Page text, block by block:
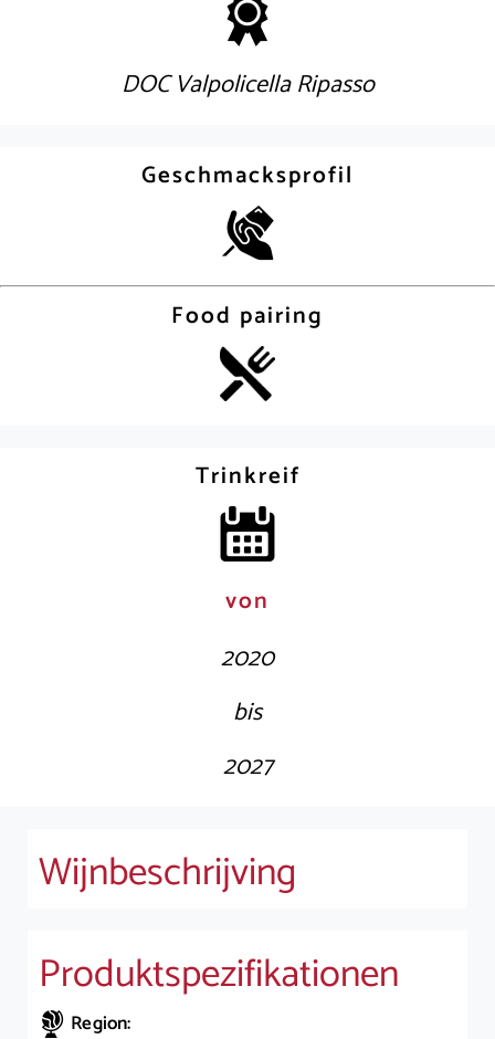
DOC Valpolicella Ripasso
Geschmacksprofil
Food pairing
Trinkreif
von
2020
bis
2027
Wijnbeschrijving
Produktspezifikationen
Region: